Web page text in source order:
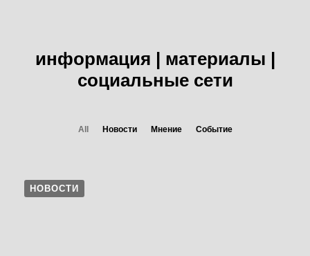
информация | материалы |
социальные сети
All Новости Мнение Событие
НОВОСТИ